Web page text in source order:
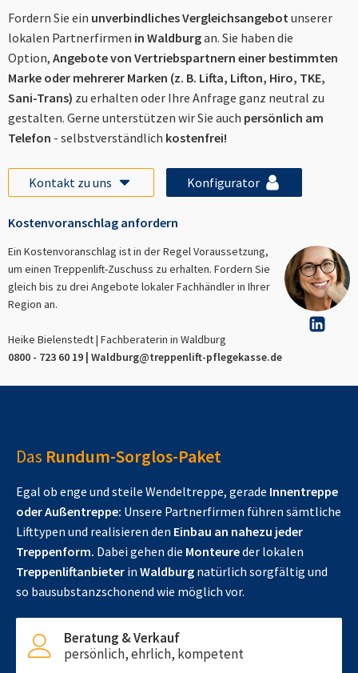
Fordern Sie ein unverbindliches Vergleichsangebotunserer
lokalen Partnerfirmen in Waldburgan. Sie haben die
Option, Angebote von Vertriebspartnern einer bestimmten
Marke oder mehrerer Marken (z. B. Lifta, Lifton, Hiro, TKE,
Sani-Trans) zu erhalten oder Ihre Anfrage ganz neutral zu
gestalten. Gerne unterstützen wir Sie auch persönlich am
Telefon - selbstverständlich kostenfrei!
Kontakt zu uns Konfigurator
Kostenvoranschlag anfordern
Ein Kostenvoranschlag ist in der Regel Voraussetzung,
um einen Treppenlift-Zuschuss zu erhalten. Fordern Sie
gleich bis zu drei Angebote lokaler Fachhändler in Ihrer
Region an.
Heike Bielenstedt | Fachberaterin in Waldburg
0800 - 723 60 19 | Waldburg@treppenlift-pflegekasse.de
Das Rundum-Sorglos-Paket
Egal ob enge und steile Wendeltreppe, gerade Innentreppe
oder Außentreppe: Unsere Partnerfirmen führen sämtliche
Lifttypen und realisieren den Einbau an nahezu jeder
Treppenform. Dabei gehen die Monteureder lokalen
Treppenliftanbieter in Waldburg natürlich sorgfältig und
so bausubstanzschonend wie möglich vor.
Beratung & Verkauf
persönlich, ehrlich, kompetent